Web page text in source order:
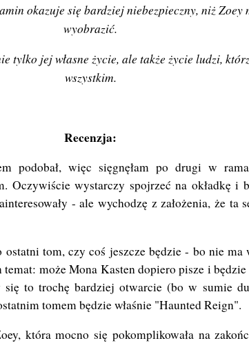
okazuje się bardziej niebezpieczny, niż Zoey
wyobrazić.
tylko jej własne życie, ale także życie ludzi,
wszystkim.
Recenzja:
podobał, więc sięgnęłam po drugi w
Oczywiście wystarczy spojrzeć na okładkę i
- ale wychodzę z założenia, że ta
tom, czy coś jeszcze będzie - bo nie ma
może Mona Kasten dopiero pisze i
się to trochę bardziej otwarcie (bo w sumie
tomem będzie właśnie "Haunted Reign".
która mocno się pokomplikowała na